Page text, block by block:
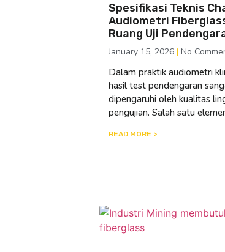
Spesifikasi Teknis
Audiometri
Ruang Uji
January 15, 2026 No
Dalam praktik audiometri
hasil test pendengaran
dipengaruhi oleh kualitas
pengujian. Salah satu
READ MORE >